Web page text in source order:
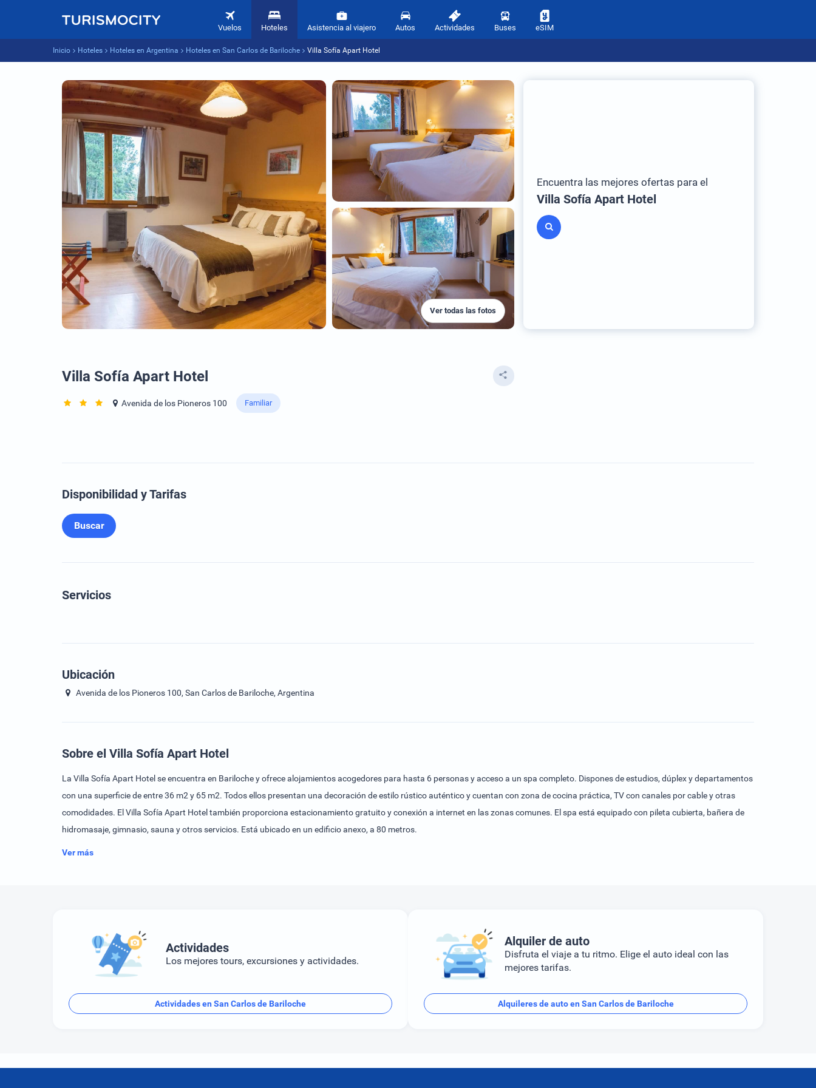
Vuelos Hoteles Asistencia al viajero Autos Actividades Buses eSIM
Inicio Hoteles Hoteles en Argentina Hoteles en San Carlos de Bariloche Villa Sofía Apart Hotel
Ver todas las fotos
Encuentra las mejores ofertas para el
Villa Sofía Apart Hotel
Villa Sofía Apart Hotel
Avenida de los Pioneros 100 Familiar
Disponibilidad y Tarifas
Buscar
Servicios
Ubicación
Avenida de los Pioneros 100, San Carlos de Bariloche, Argentina
Sobre el Villa Sofía Apart Hotel
La Villa Sofía Apart Hotel se encuentra en Bariloche y ofrece alojamientos acogedores para hasta 6 personas y acceso a un spa completo. Dispones de estudios, dúplex y departamentos
con una superficie de entre 36 m2 y 65 m2. Todos ellos presentan una decoración de estilo rústico auténtico y cuentan con zona de cocina práctica, TV con canales por cable y otras
comodidades. El Villa Sofía Apart Hotel también proporciona estacionamiento gratuito y conexión a internet en las zonas comunes. El spa está equipado con pileta cubierta, bañera de
hidromasaje, gimnasio, sauna y otros servicios. Está ubicado en un edificio anexo, a 80 metros.
Ver más
Actividades
Los mejores tours, excursiones y actividades.
Actividades en San Carlos de Bariloche
Alquiler de auto
Disfruta el viaje a tu ritmo. Elige el auto ideal con las
mejores tarifas.
Alquileres de auto en San Carlos de Bariloche